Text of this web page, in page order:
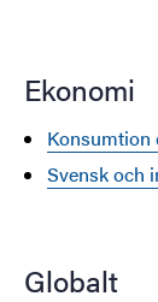
Ekonomi
Konsumtion
Svensk och
Globalt